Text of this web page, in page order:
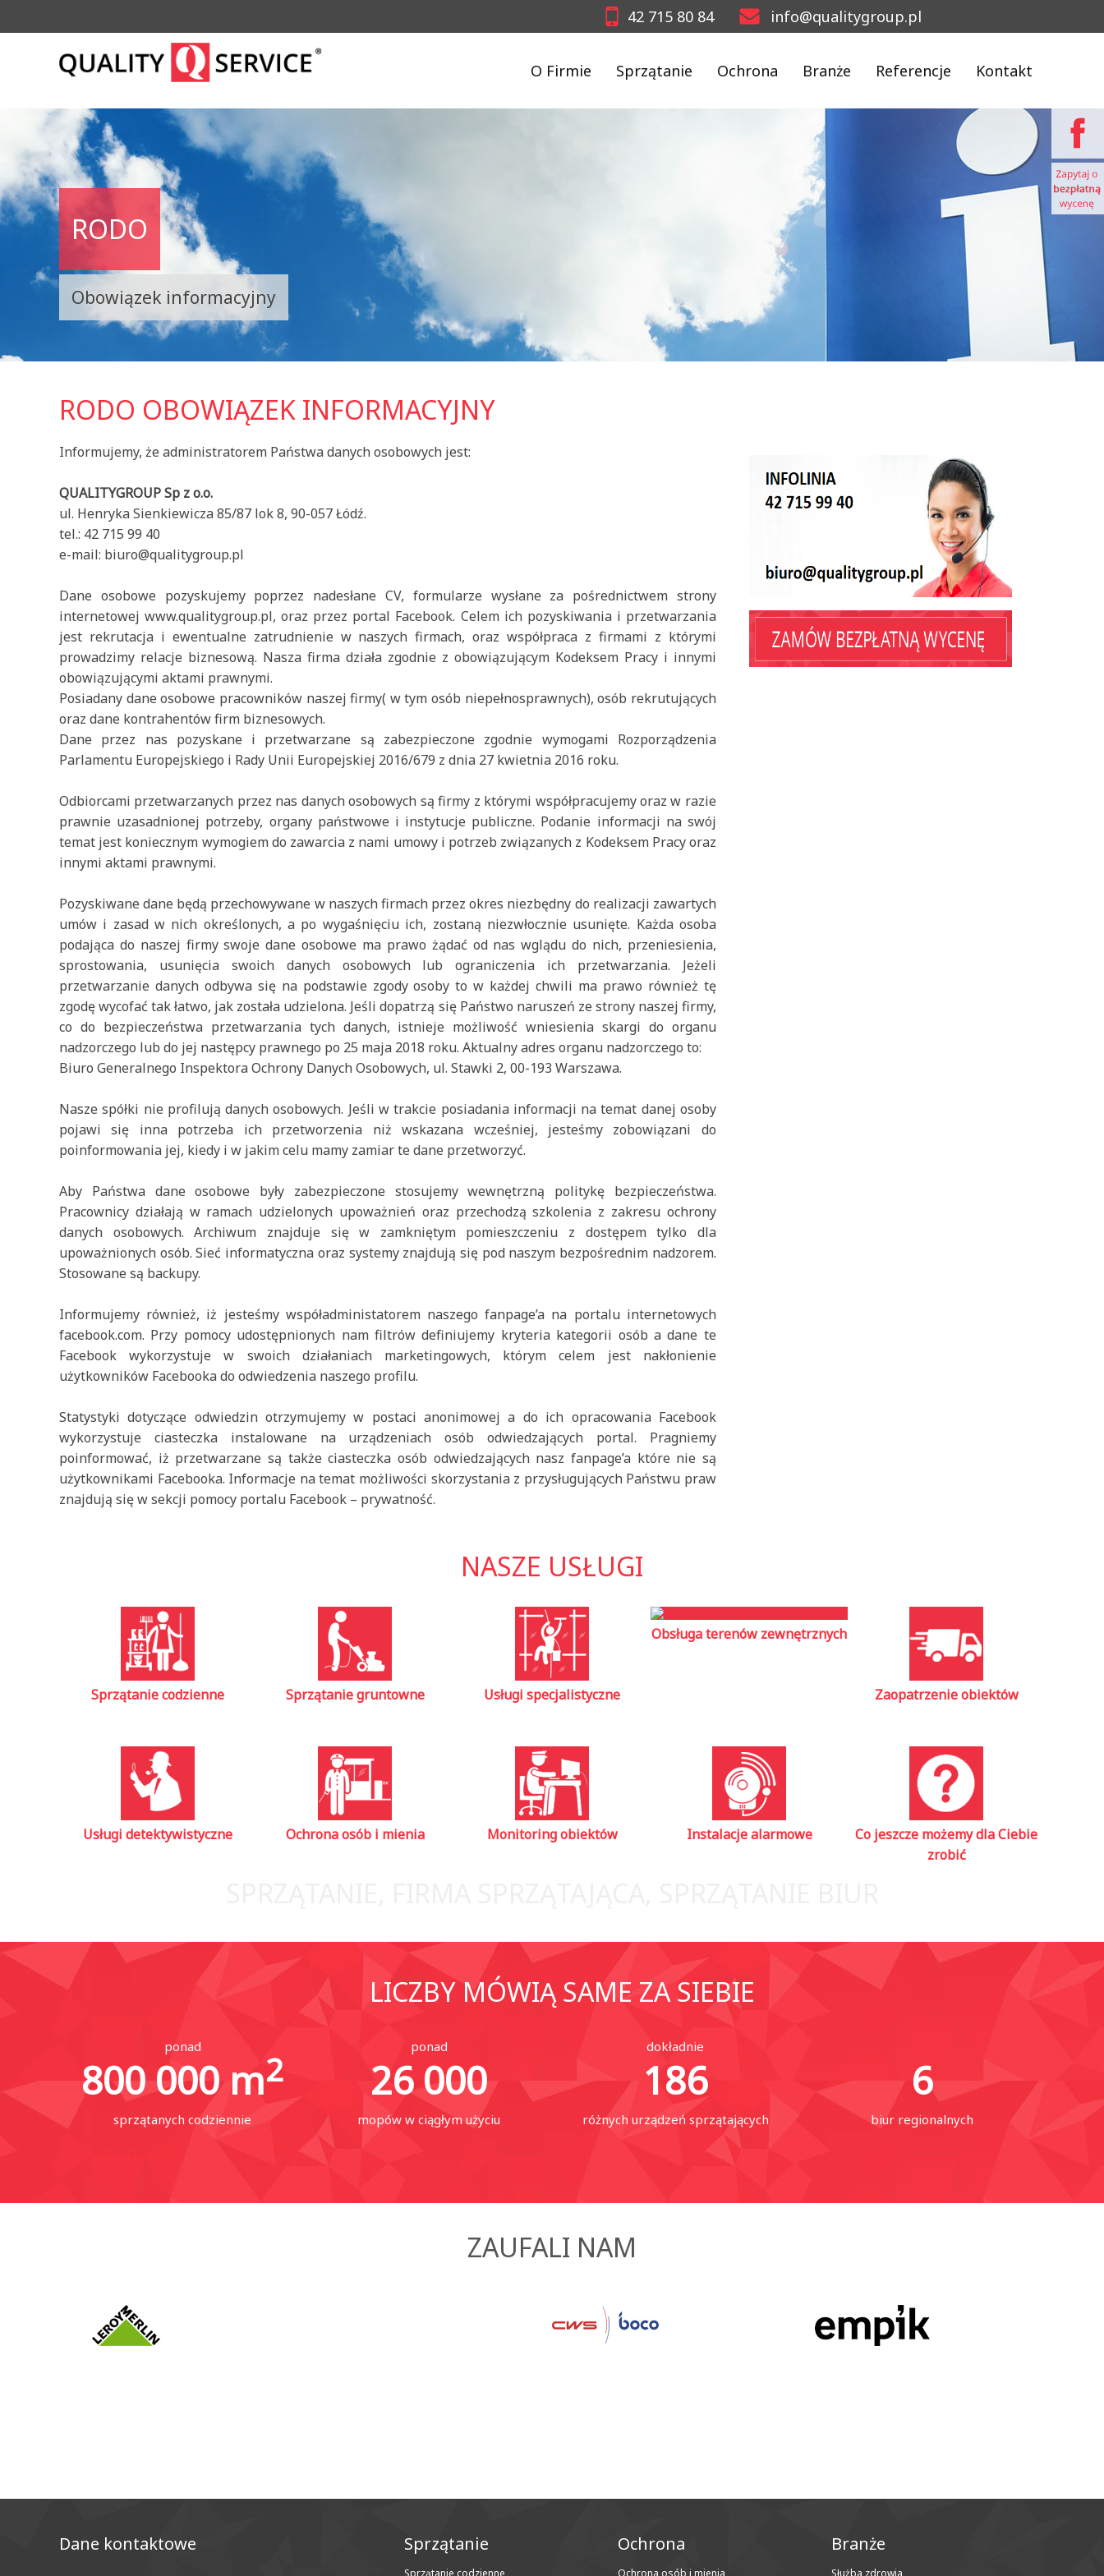
42 715 80 84 info@qualitygroup.pl
O Firmie Sprzątanie Ochrona Branże Referencje Kontakt
RODO
Obowiązek informacyjny
RODO OBOWIĄZEK INFORMACYJNY
Informujemy, że administratorem Państwa danych osobowych jest:
QUALITYGROUP Sp z o.o.
ul. Henryka Sienkiewicza 85/87 lok 8, 90-057 Łódź.
tel.: 42 715 99 40
e-mail: biuro@qualitygroup.pl
Dane osobowe pozyskujemy poprzez nadesłane CV, formularze wysłane za pośrednictwem strony
internetowej www.qualitygroup.pl, oraz przez portal Facebook. Celem ich pozyskiwania i przetwarzania
jest rekrutacja i ewentualne zatrudnienie w naszych firmach, oraz współpraca z firmami z którymi
prowadzimy relacje biznesową. Nasza firma działa zgodnie z obowiązującym Kodeksem Pracy i innymi
obowiązującymi aktami prawnymi.
Posiadany dane osobowe pracowników naszej firmy( w tym osób niepełnosprawnych), osób rekrutujących
oraz dane kontrahentów firm biznesowych.
Dane przez nas pozyskane i przetwarzane są zabezpieczone zgodnie wymogami Rozporządzenia
Parlamentu Europejskiego i Rady Unii Europejskiej 2016/679 z dnia 27 kwietnia 2016 roku.
Odbiorcami przetwarzanych przez nas danych osobowych są firmy z którymi współpracujemy oraz w razie
prawnie uzasadnionej potrzeby, organy państwowe i instytucje publiczne. Podanie informacji na swój
temat jest koniecznym wymogiem do zawarcia z nami umowy i potrzeb związanych z Kodeksem Pracy oraz
innymi aktami prawnymi.
Pozyskiwane dane będą przechowywane w naszych firmach przez okres niezbędny do realizacji zawartych
umów i zasad w nich określonych, a po wygaśnięciu ich, zostaną niezwłocznie usunięte. Każda osoba
podająca do naszej firmy swoje dane osobowe ma prawo żądać od nas wglądu do nich, przeniesienia,
sprostowania, usunięcia swoich danych osobowych lub ograniczenia ich przetwarzania. Jeżeli
przetwarzanie danych odbywa się na podstawie zgody osoby to w każdej chwili ma prawo również tę
zgodę wycofać tak łatwo, jak została udzielona. Jeśli dopatrzą się Państwo naruszeń ze strony naszej firmy,
co do bezpieczeństwa przetwarzania tych danych, istnieje możliwość wniesienia skargi do organu
nadzorczego lub do jej następcy prawnego po 25 maja 2018 roku. Aktualny adres organu nadzorczego to:
Biuro Generalnego Inspektora Ochrony Danych Osobowych, ul. Stawki 2, 00-193 Warszawa.
Nasze spółki nie profilują danych osobowych. Jeśli w trakcie posiadania informacji na temat danej osoby
pojawi się inna potrzeba ich przetworzenia niż wskazana wcześniej, jesteśmy zobowiązani do
poinformowania jej, kiedy i w jakim celu mamy zamiar te dane przetworzyć.
Aby Państwa dane osobowe były zabezpieczone stosujemy wewnętrzną politykę bezpieczeństwa.
Pracownicy działają w ramach udzielonych upoważnień oraz przechodzą szkolenia z zakresu ochrony
danych osobowych. Archiwum znajduje się w zamkniętym pomieszczeniu z dostępem tylko dla
upoważnionych osób. Sieć informatyczna oraz systemy znajdują się pod naszym bezpośrednim nadzorem.
Stosowane są backupy.
Informujemy również, iż jesteśmy współadministatorem naszego fanpage’a na portalu internetowych
facebook.com. Przy pomocy udostępnionych nam filtrów definiujemy kryteria kategorii osób a dane te
Facebook wykorzystuje w swoich działaniach marketingowych, którym celem jest nakłonienie
użytkowników Facebooka do odwiedzenia naszego profilu.
Statystyki dotyczące odwiedzin otrzymujemy w postaci anonimowej a do ich opracowania Facebook
wykorzystuje ciasteczka instalowane na urządzeniach osób odwiedzających portal. Pragniemy
poinformować, iż przetwarzane są także ciasteczka osób odwiedzających nasz fanpage’a które nie są
użytkownikami Facebooka. Informacje na temat możliwości skorzystania z przysługujących Państwu praw
znajdują się w sekcji pomocy portalu Facebook – prywatność.
NASZE USŁUGI
Sprzątanie codzienne Sprzątanie gruntowne Usługi specjalistyczne
Obsługa terenów zewnętrznych
Zaopatrzenie obiektów
Usługi detektywistyczne Ochrona osób i mienia Monitoring obiektów Instalacje alarmowe
Co jeszcze możemy dla Ciebie
zrobić
LICZBY MÓWIĄ SAME ZA SIEBIE
ponad
800 000m2
sprzątanych codziennie
ponad
26 000
mopów w ciągłym użyciu
dokładnie
186
różnych urządzeń sprzątających
6
biur regionalnych
ZAUFALI NAM
Dane kontaktowe Sprzątanie
Sprzątanie codzienne
Ochrona
Ochrona osób i mienia
Branże
Służba zdrowia